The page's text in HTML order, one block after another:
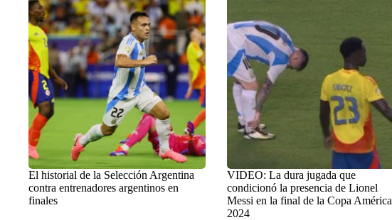
El historial de la Selección Argentina
contra entrenadores argentinos en
finales
VIDEO: La dura jugada que
condicionó la presencia de Lionel
Messi en la final de la Copa América
2024